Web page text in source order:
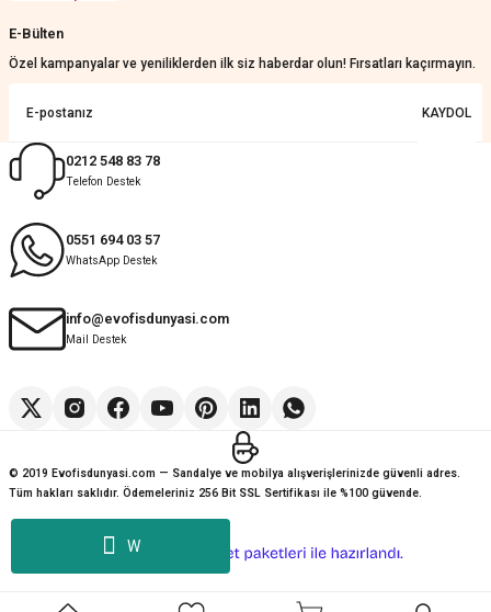
W
E-Bülten
Özel kampanyalar ve yeniliklerden ilk siz haberdar olun! Fırsatları kaçırmayın.
KAYDOL
0212 548 83 78
Telefon Destek
0551 694 03 57
WhatsApp Destek
info@evofisdunyasi.com
Mail Destek
© 2019 Evofisdunyasi.com — Sandalye ve mobilya alışverişlerinizde güvenli adres.
Tüm hakları saklıdır. Ödemeleriniz 256 Bit SSL Sertifikası ile %100 güvende.
e-